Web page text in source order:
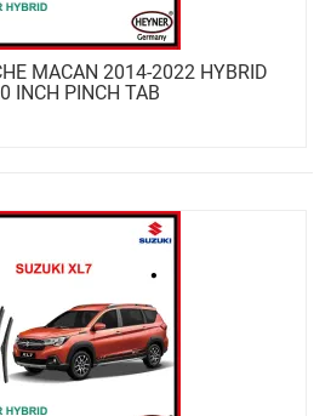
MACAN 2014-2022 HYBRID
INCH PINCH TAB